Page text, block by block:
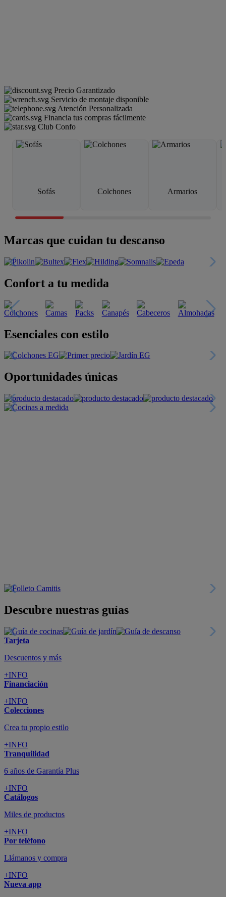
Precio Garantizado
Servicio de montaje disponible
Atención Personalizada
Financia tus compras fácilmente
Club Confo
Sofás Colchones Armarios
Marcas que cuidan tu descanso
Confort a tu medida
Esenciales con estilo
Oportunidades únicas
Descubre nuestras guías
Tarjeta
Descuentos y más
+INFO
Financiación
+INFO
Colecciones
Crea tu propio estilo
+INFO
Tranquilidad
6 años de Garantía Plus
+INFO
Catálogos
Miles de productos
+INFO
Por teléfono
Llámanos y compra
+INFO
Nueva app